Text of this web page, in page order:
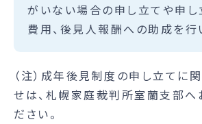
がいない場合の申し立てや申し
費用、後見人報酬への助成を行
（注）成年後見制度の申し立てに
せは、札幌家庭裁判所室蘭支部へ
ださい。